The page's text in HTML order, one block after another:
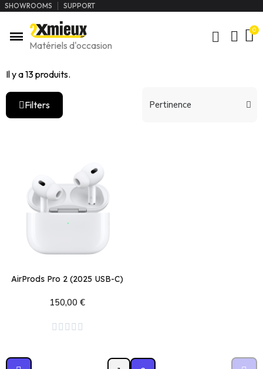
SHOWROOMS SUPPORT
Matériels d'occasion
Il y a 13 produits.
Filters
AirProds Pro 2 (2025 USB-C)
150,00 €
    